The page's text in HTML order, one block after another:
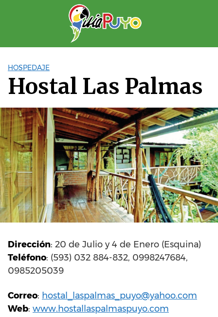
HOSPEDAJE
Hostal Las Palmas
Dirección: 20 de Julio y 4 de Enero (Esquina)
Teléfono: (593) 032 884-832, 0998247684,
0985205039
Correo: hostal_laspalmas_puyo@yahoo.com
Web: www.hostallaspalmaspuyo.com